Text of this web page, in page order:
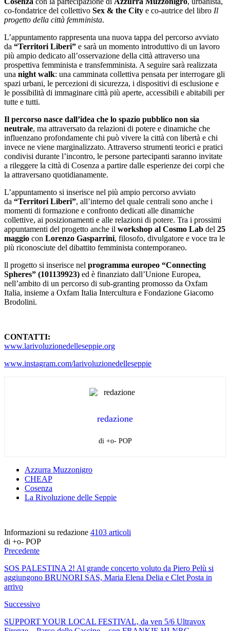
co-fondatrice del collettivo Sex & the City e co-autrice del libro Il
progetto della città femminista.
L’appuntamento rappresenta una nuova tappa del percorso avviato
da “Territori Liberi” e sarà un momento introduttivo di un lavoro
più ampio dedicato all’osservazione della città attraverso una
prospettiva femminista e transfemminista. A seguire sarà realizzata
una night walk: una camminata collettiva pensata per interrogare gli
spazi urbani, le percezioni di sicurezza, i dispositivi di esclusione e
le possibilità di immaginare città più aperte, accessibili e abitabili per
tutte e tutti.
Il percorso nasce dall’idea che lo spazio pubblico non sia
neutrale, ma attraversato da relazioni di potere e dinamiche che
influenzano profondamente chi può vivere la città con libertà e chi
invece ne viene marginalizzato. Attraverso strumenti teorici e pratici
condivisi durante l’incontro, le persone partecipanti saranno invitate
a rileggere la città di Cosenza a partire dalle esperienze dei corpi che
la attraversano quotidianamente.
L’appuntamento si inserisce nel più ampio percorso avviato
da “Territori Liberi”, all’interno del quale centrali sono anche i
momenti di formazione e confronto dedicati alle dinamiche
collettive, ai posizionamenti e alle relazioni di potere. Tra i prossimi
appuntamenti del progetto anche il workshop al Cosmo Lab del 25
maggio con Lorenzo Gasparrini, filosofo, divulgatore e voce tra le
più riconosciute del dibattito femminista contemporaneo.
ll progetto si inserisce nel programma europeo “Connecting
Spheres” (101139923) ed è finanziato dall’Unione Europea,
nell’ambito di un percorso di sub-granting promosso da Oxfam
Italia, insieme a Oxfam Italia Intercultura e Fondazione Giacomo
Brodolini.
CONTATTI:
www.larivoluzionedelleseppie.org
www.instagram.com/larivoluzionedelleseppie
redazione
di +o- POP
Azzurra Muzzonigro
CHEAP
Cosenza
La Rivoluzione delle Seppie
Informazioni su redazione 4103 articoli
di +o- POP
Precedente
SOS PALESTINA 2! Al grande concerto voluto da Piero Pelù si
aggiungono BRUNORI SAS, Maria Elena Delia e Clet Posta in
arrivo
Successivo
SUPPORT YOUR LOCAL FESTIVAL, da ven 5/6 Ultravox